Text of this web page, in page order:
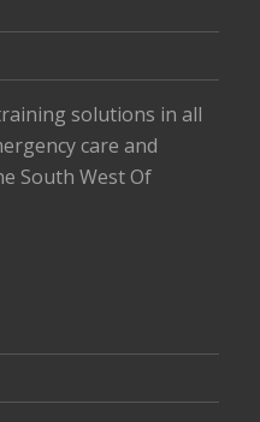
solutions in all
care and
South West Of